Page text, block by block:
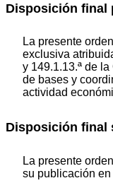
Disposición
La presente
exclusiva
y 149.1.13.ª de
de bases y
actividad
Disposición
La presente
su publicación